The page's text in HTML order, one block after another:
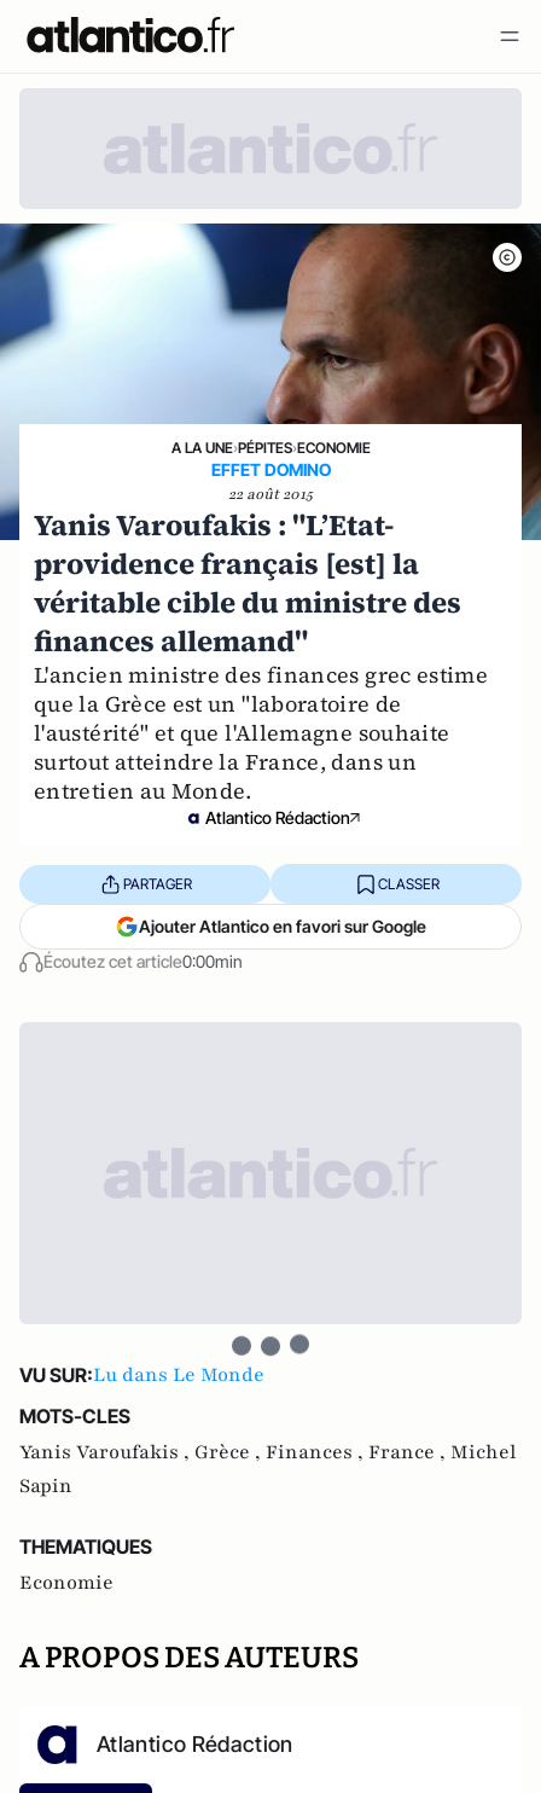
A LA UNE›PÉPITES›ECONOMIE
EFFET DOMINO
22 août 2015
Yanis Varoufakis : "L’Etat-
providence français [est] la
véritable cible du ministre des
finances allemand"
L'ancien ministre des finances grec estime
que la Grèce est un "laboratoire de
l'austérité" et que l'Allemagne souhaite
surtout atteindre la France, dans un
entretien au Monde.
Atlantico Rédaction
Écoutez cet article0:00min
PARTAGER CLASSER
Ajouter Atlantico en favori sur Google
VU SUR:Lu dans Le Monde
MOTS-CLES
Yanis Varoufakis , Grèce , Finances , France , Michel
Sapin
THEMATIQUES
Economie
A PROPOS DES AUTEURS
Atlantico Rédaction